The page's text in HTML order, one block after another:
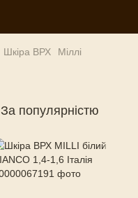
Шкіра ВРХ Міллі
За популярністю